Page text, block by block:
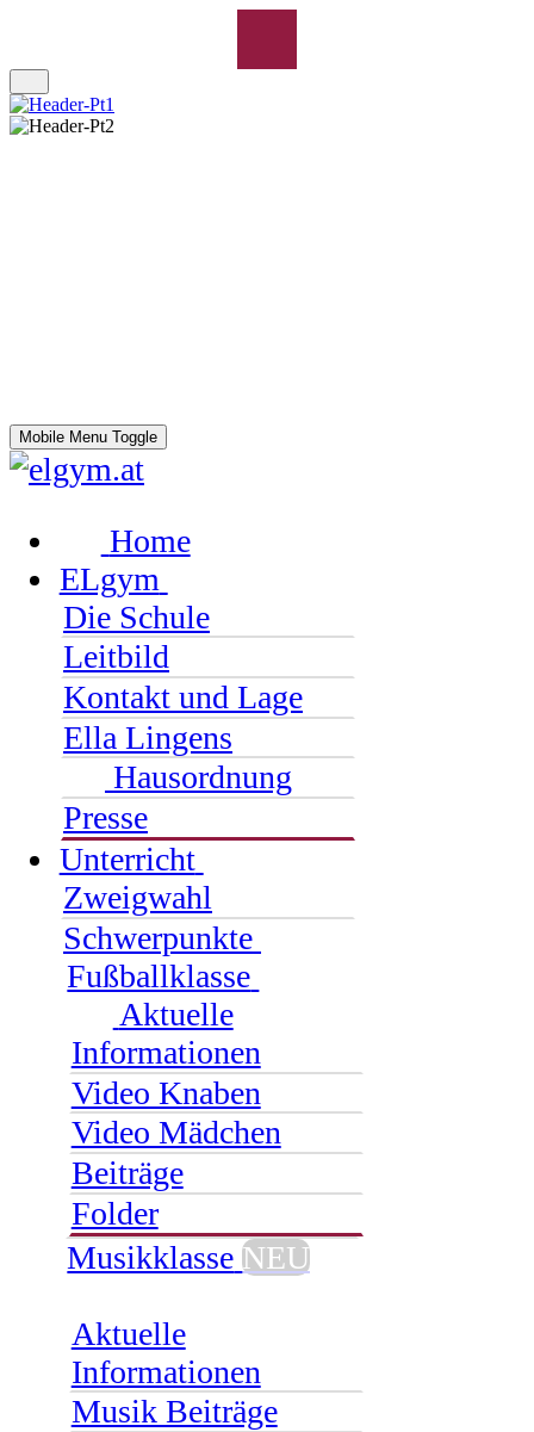
Mobile Menu Toggle
Home
ELgym
Die Schule
Leitbild
Kontakt und Lage
Ella Lingens
Hausordnung
Presse
Unterricht
Zweigwahl
Schwerpunkte
Fußballklasse
Aktuelle
Informationen
Video Knaben
Video Mädchen
Beiträge
Folder
Musikklasse NEU
Aktuelle
Informationen
Musik Beiträge